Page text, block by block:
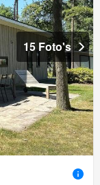
15 Foto's